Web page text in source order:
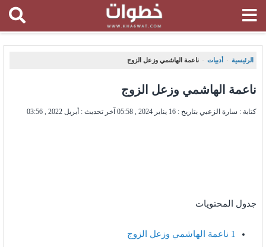
الرئيسية ، أدبيات ، ناعمة الهاشمي وزعل الزوج
ناعمة الهاشمي وزعل الزوج
كتابة : سارة الزعبي بتاريخ : 16 يناير 2024 , 05:58 آخر تحديث : أبريل 2022 , 03:56
جدول المحتويات
1 ناعمة الهاشمي وزعل الزوج